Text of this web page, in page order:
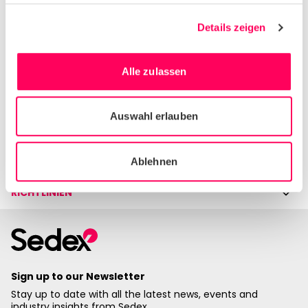
Details zeigen
Alle zulassen
Auswahl erlauben
Ablehnen
Steuerrichtlinie und Standard-
Nutzungsbedingungen, finden Sie im
Kontaktieren Sie uns
RICHTLINIEN
Sign up to our Newsletter
Stay up to date with all the latest news, events and